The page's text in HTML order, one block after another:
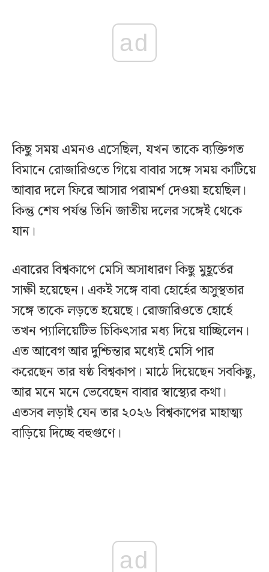
ad
কিছু সময় এমনও এসেছিল, যখন তাকে ব্যক্তিগত
বিমানে রোজারিওতে গিয়ে বাবার সঙ্গে সময় কাটিয়ে
আবার দলে ফিরে আসার পরামর্শ দেওয়া হয়েছিল।
কিন্তু শেষ পর্যন্ত তিনি জাতীয় দলের সঙ্গেই থেকে
যান।
এবারের বিশ্বকাপে মেসি অসাধারণ কিছু মুহূর্তের
সাক্ষী হয়েছেন। একই সঙ্গে বাবা হোর্হের অসুস্থতার
সঙ্গে তাকে লড়তে হয়েছে। রোজারিওতে হোর্হে
তখন প্যালিয়েটিভ চিকিৎসার মধ্য দিয়ে যাচ্ছিলেন।
এত আবেগ আর দুশ্চিন্তার মধ্যেই মেসি পার
করেছেন তার ষষ্ঠ বিশ্বকাপ। মাঠে দিয়েছেন সবকিছু,
আর মনে মনে ভেবেছেন বাবার স্বাস্থ্যের কথা।
এতসব লড়াই যেন তার ২০২৬ বিশ্বকাপের মাহাত্ম্য
বাড়িয়ে দিচ্ছে বহুগুণে।
ad